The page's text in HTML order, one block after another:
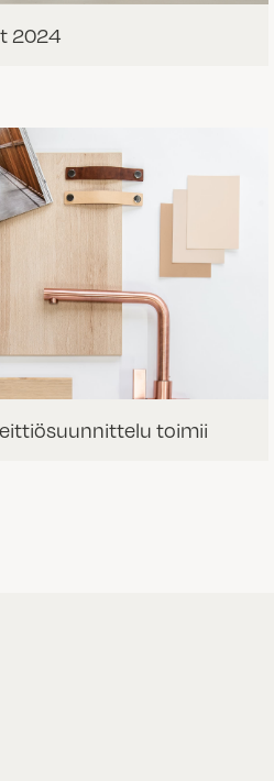
2024
toimii